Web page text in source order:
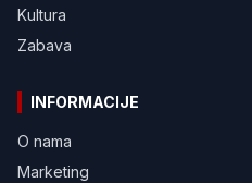
Kultura
Zabava
INFORMACIJE
O nama
Marketing